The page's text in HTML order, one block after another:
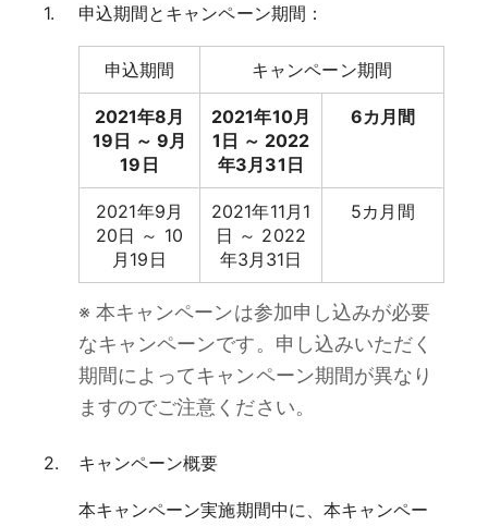
申込期間とキャンペーン期間：
申込期間 キャンペーン期間
2021年8月
19日 ～ 9月
19日
2021年10月
1日 ～ 2022
年3月31日
6カ月間
2021年9月
20日 ～ 10
月19日
2021年11月1
日 ～ 2022
年3月31日
5カ月間
※ 本キャンペーンは参加申し込みが必要
なキャンペーンです。申し込みいただく
期間によってキャンペーン期間が異なり
ますのでご注意ください。
キャンペーン概要
本キャンペーン実施期間中に、本キャンペー